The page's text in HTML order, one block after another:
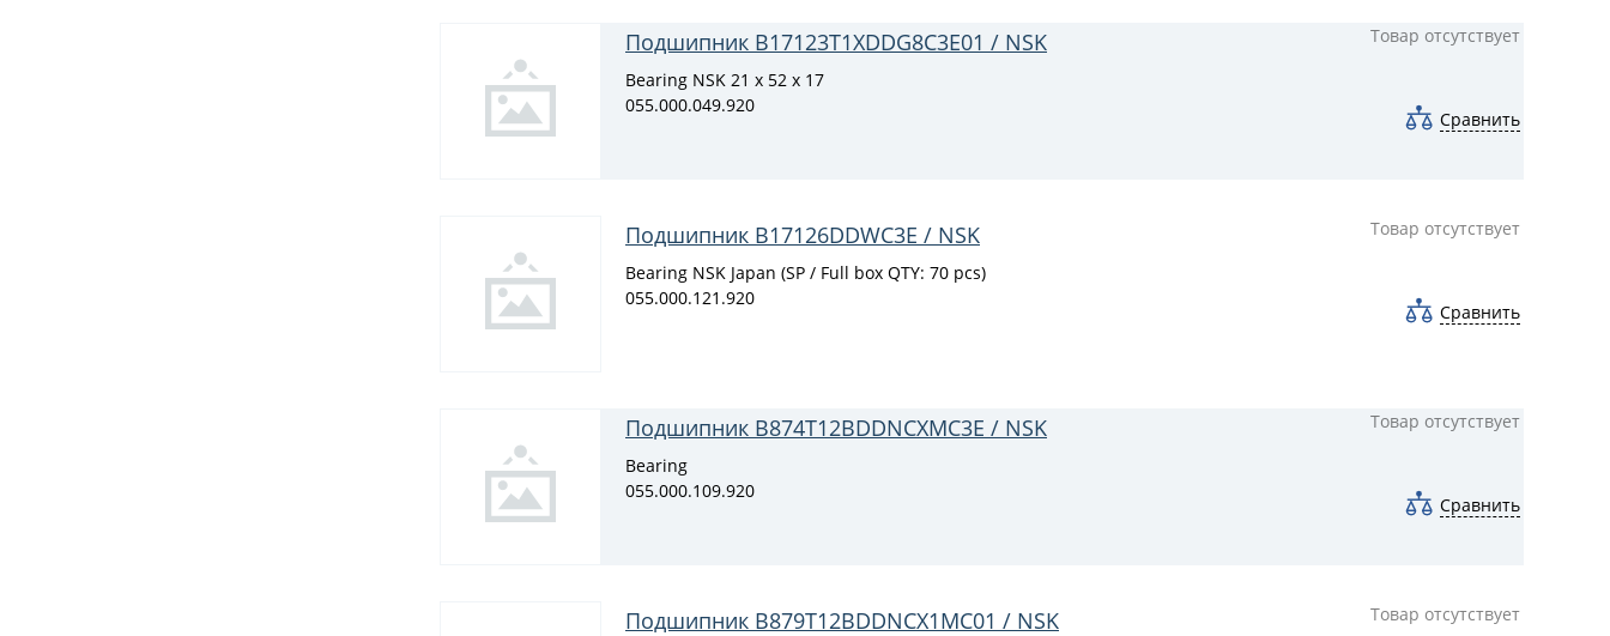
Подшипник B17123T1XDDG8C3E01 / NSK
Товар отсутствует
Bearing NSK 21 x 52 x 17
055.000.049.920
Сравнить
Подшипник B17126DDWC3E / NSK
Товар отсутствует
Bearing NSK Japan (SP / Full box QTY: 70 pcs)
055.000.121.920
Сравнить
Подшипник B874T12BDDNCXMC3E / NSK
Товар отсутствует
Bearing
055.000.109.920
Сравнить
Подшипник B879T12BDDNCX1MC01 / NSK
Товар отсутствует